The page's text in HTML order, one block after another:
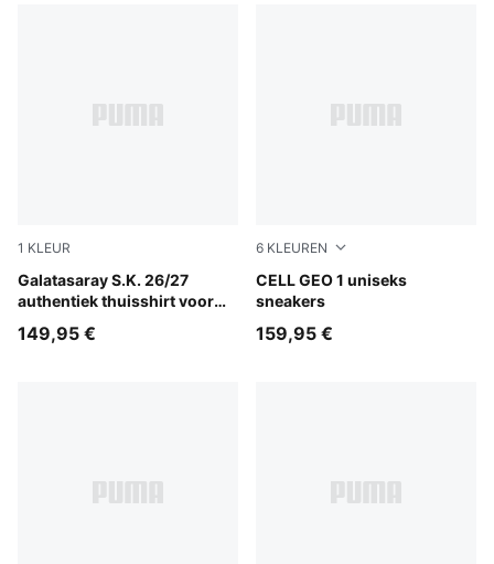
1 KLEUR
Galatasaray S.K. 26/27
authentiek thuisshirt voor
Dark Cherry-Summer Sunset
149,95 €
6 KLEUREN
CELL GEO 1 uniseks
sneakers
Puma Black
159,95 €